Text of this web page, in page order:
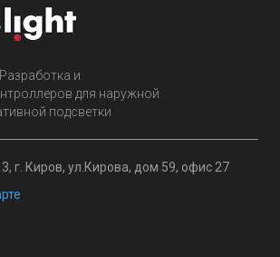
и
для наружной
подсветки
г. Киров, ул.Кирова, дом 59, офис 27